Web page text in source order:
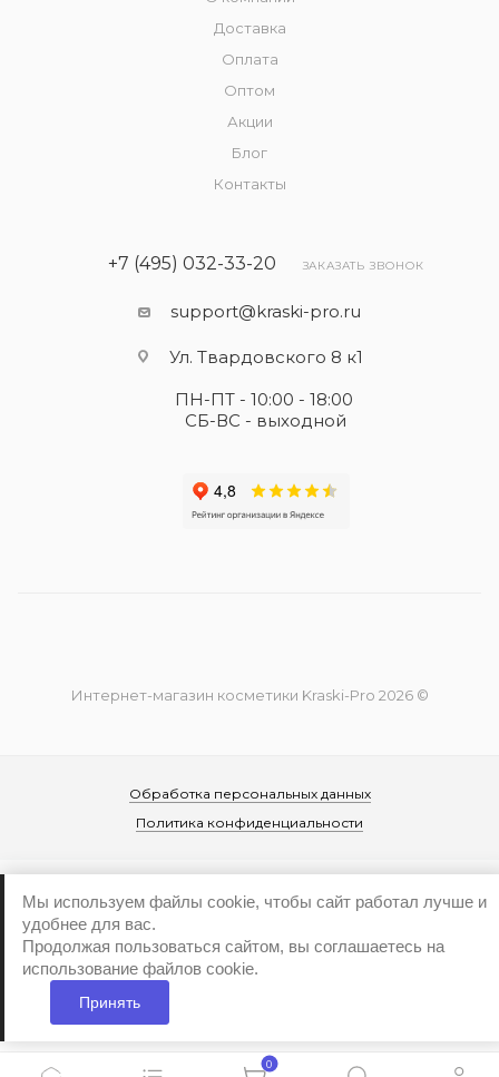
Доставка
Оплата
Оптом
Акции
Блог
Контакты
+7 (495) 032-33-20 ЗАКАЗАТЬ ЗВОНОК
support@kraski-pro.ru
Ул. Твардовского 8 к1
ПН-ПТ - 10:00 - 18:00
СБ-ВС - выходной
Интернет-магазин косметики Kraski-Pro 2026 ©
Обработка персональных данных
Политика конфиденциальности
Мы используем файлы cookie, чтобы сайт работал лучше и
удобнее для вас.
Продолжая пользоваться сайтом, вы соглашаетесь на
использование файлов cookie.
Принять
0